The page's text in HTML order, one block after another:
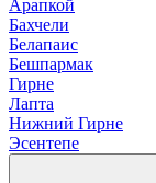
Арапкой
Бахчели
Белапаис
Бешпармак
Гирне
Лапта
Нижний Гирне
Эсентепе